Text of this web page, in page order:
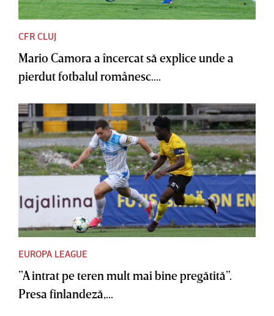
CFR CLUJ
Mario Camora a încercat să explice unde a
pierdut fotbalul românesc....
EUROPA LEAGUE
”A intrat pe teren mult mai bine pregătită”.
Presa finlandeză,...